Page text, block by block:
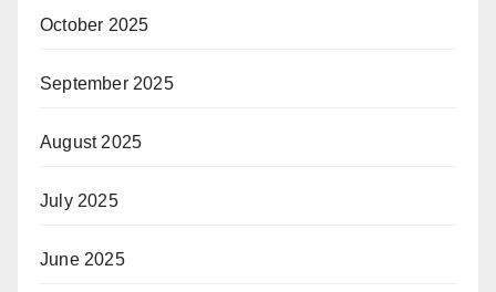
October 2025
September 2025
August 2025
July 2025
June 2025